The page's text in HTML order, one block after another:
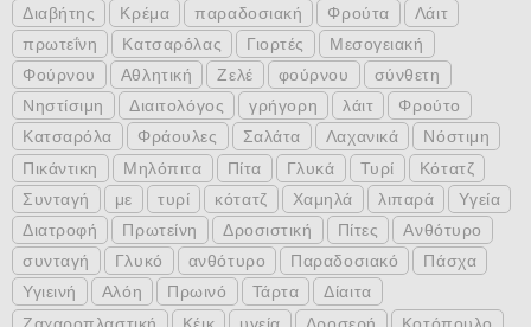
Διαβήτης
Κρέμα παραδοσιακή Φρούτα
Λάιτ
πρωτεΐνη
Κατσαρόλας Γιορτές
Μεσογειακή
Φούρνου
Αθλητική Ζελέ φούρνου
σύνθετη
Νηστίσιμη
Διαιτολόγος γρήγορη λάιτ
Φρούτο
Κατσαρόλα
Φράουλες Σαλάτα Λαχανικά
Νόστιμη
Πικάντικη
Μηλόπιτα Πίτα Γλυκά Τυρί
Κότατζ
Συνταγή
με τυρί κότατζ Χαμηλά λιπαρά
Υγεία
Διατροφή
Πρωτείνη Δροσιστική Πίτες
Ανθότυρο
συνταγή
Γλυκό ανθότυρο Παραδοσιακό
Πάσχα
Υγιεινή
Αλόη Πρωινό Τάρτα
Δίαιτα
Ζαχαροπλαστική
Κέικ υγεία Δροσερή Κοτόπουλο